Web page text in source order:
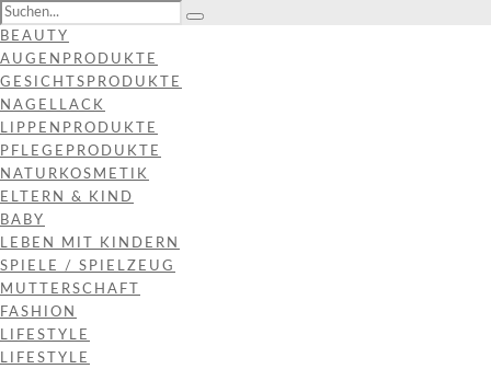
BEAUTY
AUGENPRODUKTE
GESICHTSPRODUKTE
NAGELLACK
LIPPENPRODUKTE
PFLEGEPRODUKTE
NATURKOSMETIK
ELTERN & KIND
BABY
LEBEN MIT KINDERN
SPIELE / SPIELZEUG
MUTTERSCHAFT
FASHION
LIFESTYLE
LIFESTYLE